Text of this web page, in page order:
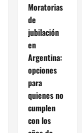
Moratorias
de
jubilación
en
Argentina:
opciones
para
quienes no
cumplen
con los